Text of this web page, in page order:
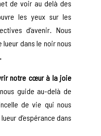
de voir au delà des
les yeux sur les
d’avenir. Nous
dans le noir nous
notre cœur à la joie
guide au-delà de
de vie qui nous
d’espérance dans